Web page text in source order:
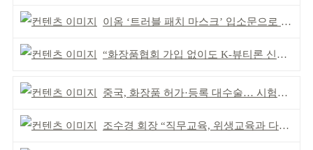
이옴 ‘트러블 패치 마스크’ 입소문으로 판매 확대
“화장품협회 가입 없이도 K-뷰티론 신청 가능”
중국, 화장품 허가·등록 대수술… 시험자료 공용 허용
조수경 회장 “직무교육, 위생교육과 다르다”